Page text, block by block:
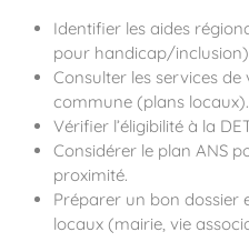
Identifier les aides
pour handicap/
Consulter les services
commune (plans locaux).
Vérifier l’éligibilité à la
Considérer le plan ANS
proximité.
Préparer un bon dossier
locaux (mairie, vie